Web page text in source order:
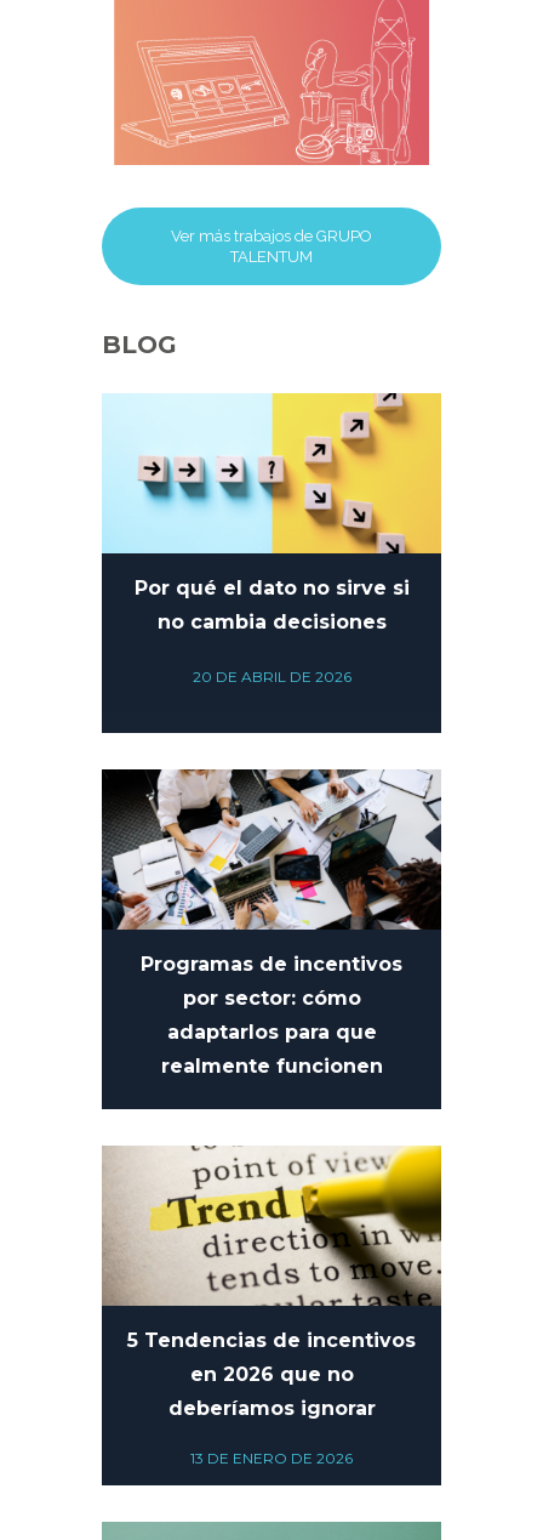
Programa de
incentivos
Ver más trabajos de GRUPO
TALENTUM
BLOG
Por qué el dato no sirve si
no cambia decisiones
20 DE ABRIL DE 2026
Programas de incentivos
por sector: cómo
adaptarlos para que
realmente funcionen
5 Tendencias de incentivos
en 2026 que no
deberíamos ignorar
13 DE ENERO DE 2026